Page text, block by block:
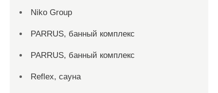
Niko Group
PARRUS, банный комплекс
PARRUS, банный комплекс
Reflex, сауна